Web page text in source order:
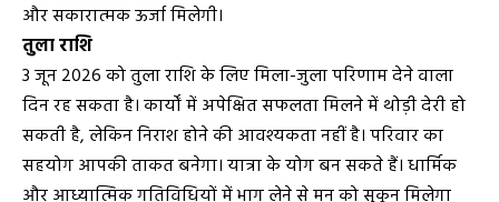
और सकारात्मक ऊर्जा मिलेगी।
तुला राशि
3 जून 2026 को तुला राशि के लिए मिला-जुला परिणाम देने वाला
दिन रह सकता है। कार्यों में अपेक्षित सफलता मिलने में थोड़ी देरी हो
सकती है, लेकिन निराश होने की आवश्यकता नहीं है। परिवार का
सहयोग आपकी ताकत बनेगा। यात्रा के योग बन सकते हैं। धार्मिक